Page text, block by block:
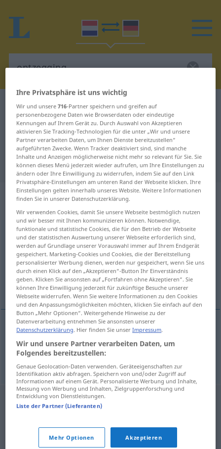
Niederländisch-Deutsch Wörterbuch
Niederländisch-Deutsch
Übersetzung für "ontzegging"
"ontzegging" Deutsch Übersetzung
„ontzegging“: zelfstandig
naamwoord
ontzeggingsubst
Übersicht aller Übersetzungen
(Für mehr Details die Übersetzung anklicken/antippen)
Verweigerung, Aberkennung
Aberkennung
Ihre Privatsphäre ist uns wichtig
Wir und unsere716-Partner speichern und greifen auf
personenbezogene Daten wie Browserdaten oder eindeutige
Kennungen auf Ihrem Gerät zu. Durch Auswahl von Akzeptieren
aktivieren Sie Tracking-Technologien für die unter „Wir und unsere
Partner verarbeiten Daten, um Ihnen Dienste bereitzustellen“
aufgeführten Zwecke. Wenn Tracker deaktiviert sind, sind manche
Inhalte und Anzeigen möglicherweise nicht mehr so relevant für Sie. Sie
können dieses Menü jederzeit wieder aufrufen, um Ihre Einstellungen zu
ändern oder Ihre Einwilligung zu widerrufen, indem Sie auf den Link
Privatsphäre-Einstellungen am unteren Rand der Webseite klicken. Ihre
Einstellungen gelten innerhalb unseres Website. Weitere Informationen
finden Sie in unserer Datenschutzerklärung.
Wir verwenden Cookies, damit Sie unsere Webseite bestmöglich nutzen
und wir besser mit Ihnen kommunizieren können. Notwendige,
funktionale und statistische Cookies, die für den Betrieb der Webseite
und der statistischen Auswertung unserer Webseite erforderlich sind,
werden auf Grundlage unserer Vorauswahl immer auf Ihrem Endgerät
gespeichert. Marketing-Cookies und Cookies, die der Bereitstellung
personalisierter Werbung dienen, werden nur gespeichert, wenn Sie uns
durch einen Klick auf den „Akzeptieren“-Button Ihr Einverständnis
geben. Klicken Sie ansonsten auf „Fortfahren ohne Akzeptieren“. Sie
können Ihre Einwilligung jederzeit für zukünftige Besuche unserer
Webseite widerrufen. Wenn Sie weitere Informationen zu den Cookies
und den Anpassungsmöglichkeiten möchten, klicken Sie einfach auf den
Button „Mehr Optionen“. Weitergehende Hinweise zu der
Datenverarbeitung entnehmen Sie ansonsten unserer
Datenschutzerklärung. Hier finden Sie unserImpressum.
Wir und unsere Partner verarbeiten Daten, um
Folgendes bereitzustellen:
Genaue Geolocation-Daten verwenden. Geräteeigenschaften zur
Identifikation aktiv abfragen. Speichern von und/oder Zugriff auf
Informationen auf einem Gerät. Personalisierte Werbung und Inhalte,
Messung von Werbung und Inhalten, Zielgruppenforschung und
Entwicklung von Dienstleistungen.
Liste der Partner (Lieferanten)
Mehr Optionen Akzeptieren